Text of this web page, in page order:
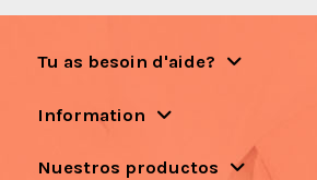
Tu as besoin d'aide?
Information
Nuestros productos